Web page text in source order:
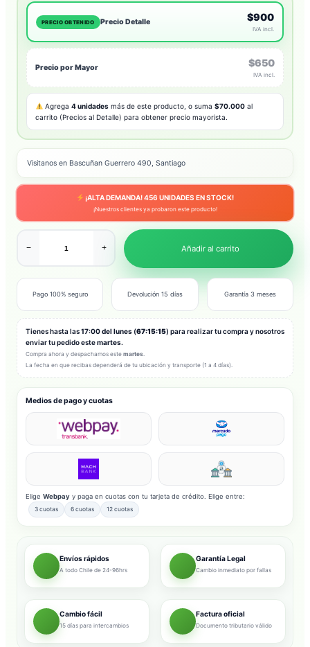
PRECIO OBTENIDO Precio Detalle $900
IVA incl.
Precio por Mayor $650
IVA incl.
Agrega4 unidades más de este producto, o suma$70.000 al
carrito (Precios al Detalle) para obtener precio mayorista.
Visitanos en Bascuñan Guerrero 490, Santiago
¡ALTA DEMANDA!456 UNIDADES EN STOCK!
¡Nuestros clientes ya probaron este producto!
− + Añadir al carrito
Pago 100% seguro Devolución 15 días Garantía 3 meses
Tienes hasta las17:00 del lunes (67:15:13) para realizar tu compra y nosotros
enviar tu pedido estemartes.
Compra ahora y despachamos este martes.
La fecha en que recibas dependerá de tu ubicación y transporte (1 a 4 días).
Medios de pago y cuotas
Elige Webpay y paga en cuotas con tu tarjeta de crédito. Elige entre:
3 cuotas 6 cuotas 12 cuotas
Envíos rápidos
A todo Chile de 24-96hrs
Garantía Legal
Cambio inmediato por fallas
Cambio fácil
15 días para intercambios
Factura oficial
Documento tributario válido